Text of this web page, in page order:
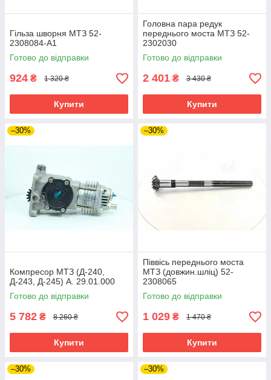
Гільза шворня МТЗ 52-
2308084-A1
Готово до відправки
924 ₴ 1 320 ₴
Купити
Головна пара редук
переднього моста МТЗ 52-
2302030
Готово до відправки
2 401 ₴ 3 430 ₴
Купити
–30%
Компресор МТЗ (Д-240,
Д-243, Д-245) А. 29.01.000
Готово до відправки
5 782 ₴ 8 260 ₴
Купити
–30%
Піввісь переднього моста
МТЗ (довжин.шліц) 52-
2308065
Готово до відправки
1 029 ₴ 1 470 ₴
Купити
–30% –30%